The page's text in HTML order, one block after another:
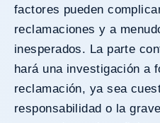
factores pueden
reclamaciones y a
inesperados. La parte
hará una investigación a
reclamación, ya sea
responsabilidad o la